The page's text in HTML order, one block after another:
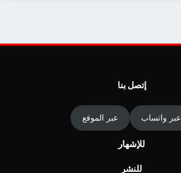
إتصل بنا
عبر واتساب عبر الموقع
للإشهار
للنشر